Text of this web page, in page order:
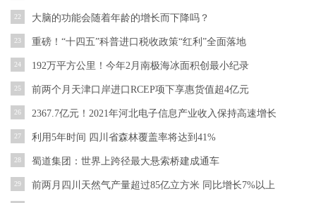
22 大脑的功能会随着年龄的增长而下降吗？
23 重磅！“十四五”科普进口税收政策“红利”全面落地
24 192万平方公里！今年2月南极海冰面积创最小纪录
25 前两个月天津口岸进口RCEP项下享惠货值超4亿元
26 2367.7亿元！2021年河北电子信息产业收入保持高速增长
27 利用5年时间 四川省森林覆盖率将达到41%
28 蜀道集团：世界上跨径最大悬索桥建成通车
29 前两月四川天然气产量超过85亿立方米 同比增长7%以上